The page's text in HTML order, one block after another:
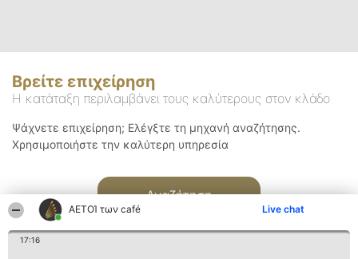
ΑΕΤΟΊ των café Live chat
17:16
Βρείτε επιχείρηση
Η κατάταξη περιλαμβάνει τους καλύτερους στον κλάδο
Ψάχνετε επιχείρηση; Ελέγξτε τη μηχανή αναζήτησης.
Χρησιμοποιήστε την καλύτερη υπηρεσία
Αναζήτηση